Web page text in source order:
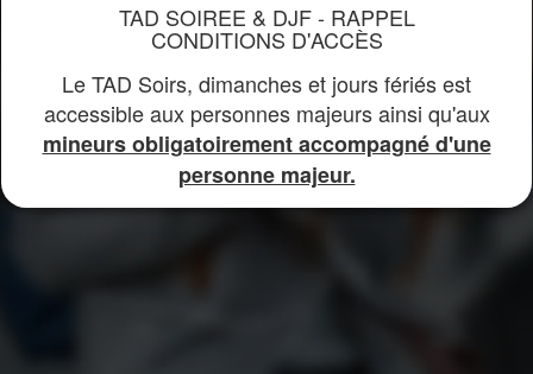
TAD SOIREE & DJF - RAPPEL
CONDITIONS D'ACCÈS
Le TAD Soirs, dimanches et jours fériés est
accessible aux personnes majeurs ainsi qu'aux
mineurs obligatoirement accompagné d'une
personne majeur.